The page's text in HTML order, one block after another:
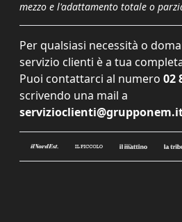
mezzo e l'adattamento totale o
Per qualsiasi necessità o
servizio clienti è a tua
Puoi contattarci al numero 02
scrivendo una mail a